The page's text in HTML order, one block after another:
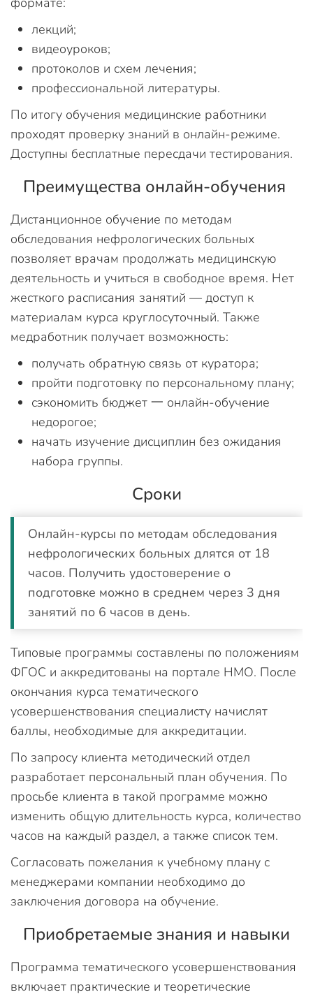
лекций;
видеоуроков;
протоколов и схем лечения;
профессиональной литературы.
По итогу обучения медицинские работники
проходят проверку знаний в онлайн-режиме.
Доступны бесплатные пересдачи тестирования.
Преимущества онлайн-обучения
Дистанционное обучение по методам
обследования нефрологических больных
позволяет врачам продолжать медицинскую
деятельность и учиться в свободное время. Нет
жесткого расписания занятий — доступ к
материалам курса круглосуточный. Также
медработник получает возможность:
получать обратную связь от куратора;
пройти подготовку по персональному плану;
сэкономить бюджет 一 онлайн-обучение
недорогое;
начать изучение дисциплин без ожидания
набора группы.
Сроки
Онлайн-курсы по методам обследования
нефрологических больных длятся от 18
часов. Получить удостоверение о
подготовке можно в среднем через 3 дня
занятий по 6 часов в день.
Типовые программы составлены по положениям
ФГОС и аккредитованы на портале НМО. После
окончания курса тематического
усовершенствования специалисту начислят
баллы, необходимые для аккредитации.
По запросу клиента методический отдел
разработает персональный план обучения. По
просьбе клиента в такой программе можно
изменить общую длительность курса, количество
часов на каждый раздел, а также список тем.
Согласовать пожелания к учебному плану с
менеджерами компании необходимо до
заключения договора на обучение.
Приобретаемые знания и навыки
Программа тематического усовершенствования
включает практические и теоретические